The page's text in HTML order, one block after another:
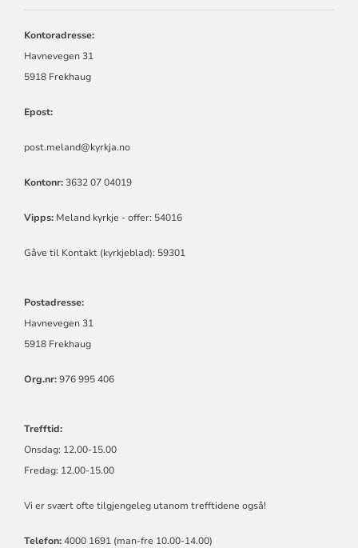
Kontoradresse:
Havnevegen 31
5918 Frekhaug
Epost:
post.meland@kyrkja.no
Kontonr:3632 07 04019
Vipps:Meland kyrkje - offer: 54016
Gåve til Kontakt (kyrkjeblad): 59301
Postadresse:
Havnevegen 31
5918 Frekhaug
Org.nr:976 995 406
Trefftid:
Onsdag: 12.00-15.00
Fredag: 12.00-15.00
Vi er svært ofte tilgjengeleg utanom trefftidene også!
Telefon:4000 1691 (man-fre 10.00-14.00)